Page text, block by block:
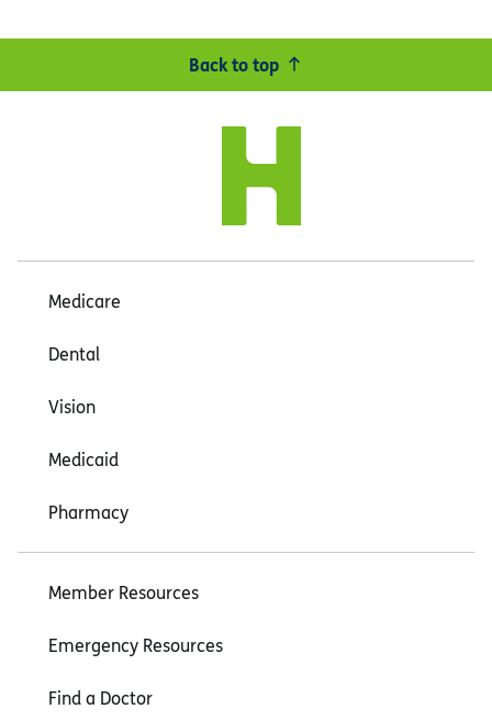
Back to top
Medicare
Dental
Vision
Medicaid
Pharmacy
Member Resources
Emergency Resources
Find a Doctor